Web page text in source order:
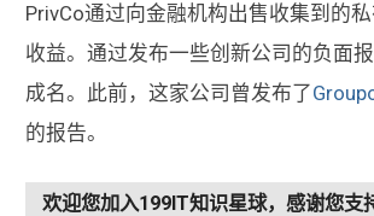
PrivCo通过向金融机构出售收集到的
收益。通过发布一些创新公司的负面
成名。此前，这家公司曾发布了
的报告。
欢迎您加入199IT知识星球，感谢您支